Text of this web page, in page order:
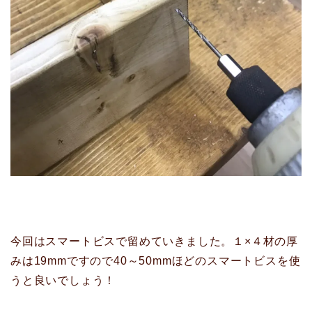
今回はスマートビスで留めていきました。１×４材の厚
みは19mmですので40～50mmほどのスマートビスを使
うと良いでしょう！